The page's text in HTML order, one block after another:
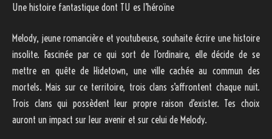
Une histoire fantastique dont TU es l’héroïne
Melody, jeune romancière et youtubeuse, souhaite écrire une histoire
insolite. Fascinée par ce qui sort de l’ordinaire, elle décide de se
mettre en quête de Hidetown, une ville cachée au commun des
mortels. Mais sur ce territoire, trois clans s’affrontent chaque nuit.
Trois clans qui possèdent leur propre raison d’exister. Tes choix
auront un impact sur leur avenir et sur celui de Melody.